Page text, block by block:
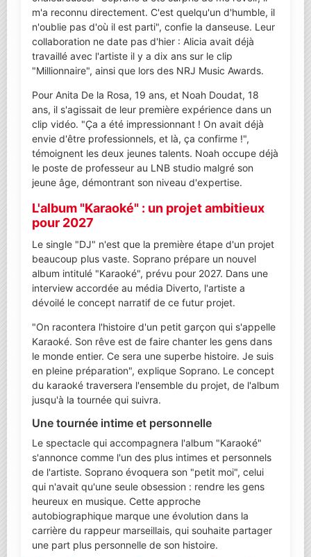
m'a reconnu directement. C'est quelqu'un d'humble, il
n'oublie pas d'où il est parti", confie la danseuse. Leur
collaboration ne date pas d'hier : Alicia avait déjà
travaillé avec l'artiste il y a dix ans sur le clip
"Millionnaire", ainsi que lors des NRJ Music Awards.
Pour Anita De la Rosa, 19 ans, et Noah Doudat, 18
ans, il s'agissait de leur première expérience dans un
clip vidéo. "Ça a été impressionnant ! On avait déjà
envie d'être professionnels, et là, ça confirme !",
témoignent les deux jeunes talents. Noah occupe déjà
le poste de professeur au LNB studio malgré son
jeune âge, démontrant son niveau d'expertise.
L'album "Karaoké" : un projet ambitieux
pour 2027
Le single "DJ" n'est que la première étape d'un projet
beaucoup plus vaste. Soprano prépare un nouvel
album intitulé "Karaoké", prévu pour 2027. Dans une
interview accordée au média Diverto, l'artiste a
dévoilé le concept narratif de ce futur projet.
"On racontera l'histoire d'un petit garçon qui s'appelle
Karaoké. Son rêve est de faire chanter les gens dans
le monde entier. Ce sera une superbe histoire. Je suis
en pleine préparation", explique Soprano. Le concept
du karaoké traversera l'ensemble du projet, de l'album
jusqu'à la tournée qui suivra.
Une tournée intime et personnelle
Le spectacle qui accompagnera l'album "Karaoké"
s'annonce comme l'un des plus intimes et personnels
de l'artiste. Soprano évoquera son "petit moi", celui
qui n'avait qu'une seule obsession : rendre les gens
heureux en musique. Cette approche
autobiographique marque une évolution dans la
carrière du rappeur marseillais, qui souhaite partager
une part plus personnelle de son histoire.